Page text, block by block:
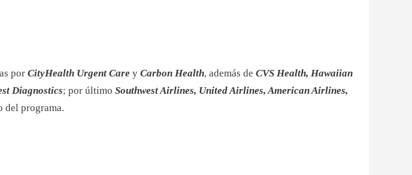
por CityHealth Urgent Care y Carbon Health, además de CVS Health, Hawaiian
Diagnostics; por último Southwest Airlines, United Airlines, American Airlines,
del programa.